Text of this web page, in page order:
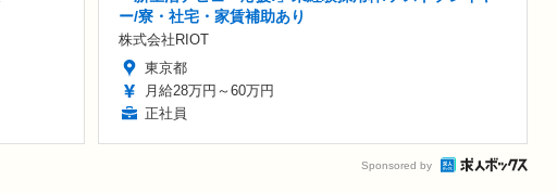
ー/寮・社宅・家賃補助あり
株式会社RIOT
東京都
月給28万円～60万円
正社員
Sponsored by